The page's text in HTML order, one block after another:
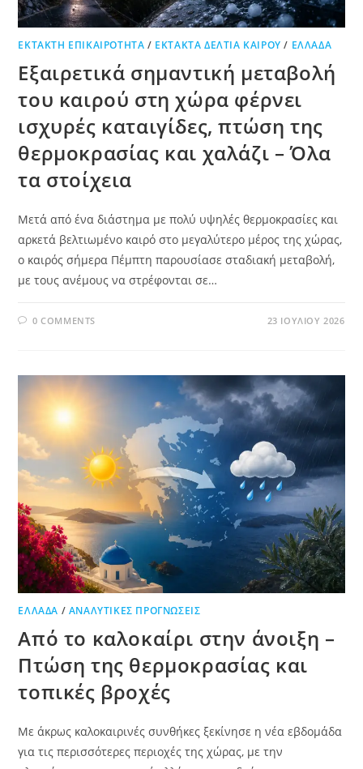
ΕΚΤΑΚΤΗ ΕΠΙΚΑΙΡΟΤΗΤΑ / ΈΚΤΑΚΤΑ ΔΕΛΤΊΑ ΚΑΙΡΟΎ / ΕΛΛΆΔΑ
Εξαιρετικά σημαντική μεταβολή
του καιρού στη χώρα φέρνει
ισχυρές καταιγίδες, πτώση της
θερμοκρασίας και χαλάζι – Όλα
τα στοίχεια
Μετά από ένα διάστημα με πολύ υψηλές θερμοκρασίες και
αρκετά βελτιωμένο καιρό στο μεγαλύτερο μέρος της χώρας,
ο καιρός σήμερα Πέμπτη παρουσίασε σταδιακή μεταβολή,
με τους ανέμους να στρέφονται σε…
0 COMMENTS 23 ΙΟΥΛΊΟΥ 2026
ΕΛΛΆΔΑ / ΑΝΑΛΥΤΙΚΈΣ ΠΡΟΓΝΏΣΕΙΣ
Από το καλοκαίρι στην άνοιξη –
Πτώση της θερμοκρασίας και
τοπικές βροχές
Με άκρως καλοκαιρινές συνθήκες ξεκίνησε η νέα εβδομάδα
για τις περισσότερες περιοχές της χώρας, με την